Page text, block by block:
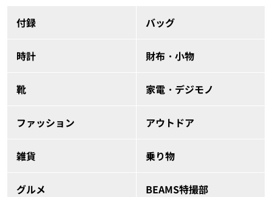
付録 バッグ
時計 財布・小物
靴 家電・デジモノ
ファッション アウトドア
雑貨 乗り物
グルメ BEAMS特撮部